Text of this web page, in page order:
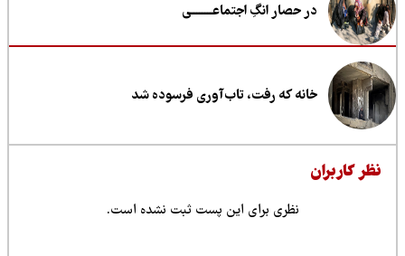
در حصار انگِ اجتماعــــــــی
خانه که رفت، تاب‌آوری فرسوده شد
کاربران
نظری برای این پست ثبت نشده است.